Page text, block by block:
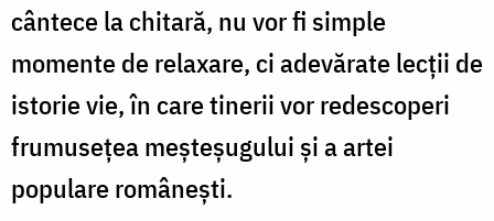
cântece la chitară, nu vor fi simple
momente de relaxare, ci adevărate lecții de
istorie vie, în care tinerii vor redescoperi
frumusețea meșteșugului și a artei
populare românești.